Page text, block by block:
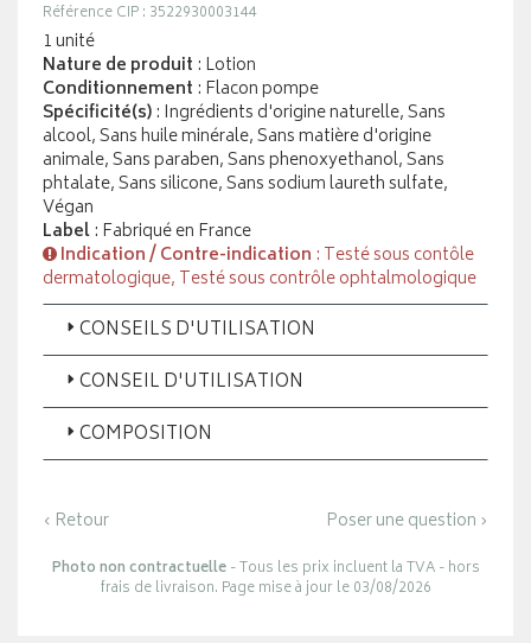
Référence CIP : 3522930003144
1 unité
Nature de produit : Lotion
Conditionnement : Flacon pompe
Spécificité(s): Ingrédients d'origine naturelle, Sans
alcool, Sans huile minérale, Sans matière d'origine
animale, Sans paraben, Sans phenoxyethanol, Sans
phtalate, Sans silicone, Sans sodium laureth sulfate,
Végan
Label: Fabriqué en France
Indication / Contre-indication : Testé sous contôle
dermatologique, Testé sous contrôle ophtalmologique
CONSEILS D'UTILISATION
CONSEIL D'UTILISATION
COMPOSITION
‹ Retour Poser une question ›
Photo non contractuelle- Tous les prix incluent la TVA - hors
frais de livraison. Page mise à jour le 03/08/2026